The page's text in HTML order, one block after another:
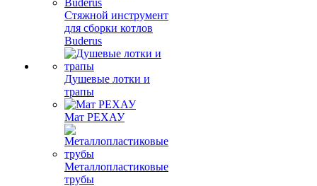
Стяжной инструмент
для сборки котлов
Buderus
Душевые лотки и
трапы
Мат РЕХАУ
Металлопластиковые
трубы